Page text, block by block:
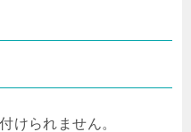
けられません。